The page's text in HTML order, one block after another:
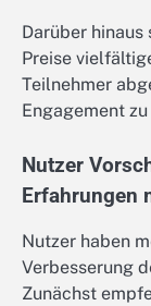
Darüber
Preise
Teilnehmer
Engagement
Nutzer
Erfahrungen
Nutzer haben
Verbesserung
Zunächst